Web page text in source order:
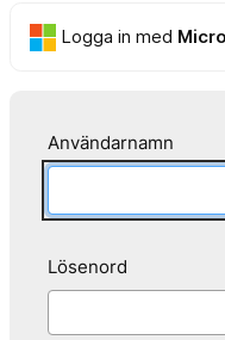
Logga in med
Användarnamn
Lösenord